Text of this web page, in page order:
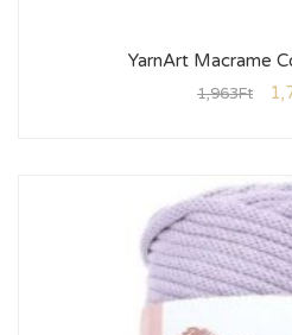
YarnArt Macrame
1,963Ft